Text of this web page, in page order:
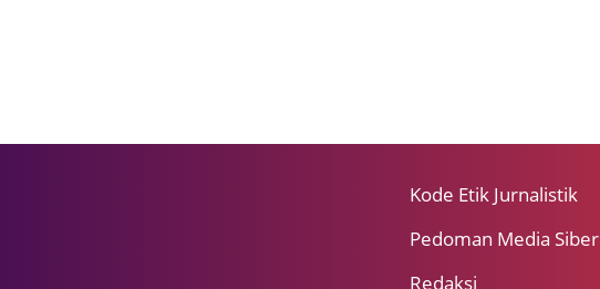
Kode Etik Jurnalistik
Pedoman Media Siber
Redaksi